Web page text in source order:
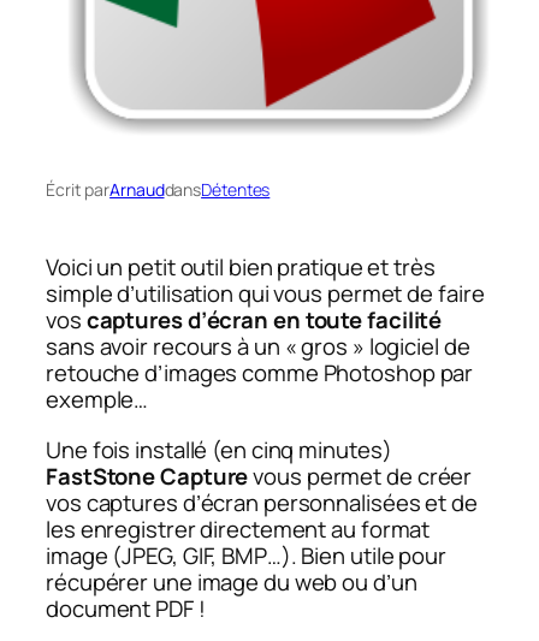
Écrit parArnauddansDétentes
Voici un petit outil bien pratique et très
simple d’utilisation qui vous permet de faire
voscaptures d’écran en toute facilité
sans avoir recours à un « gros » logiciel de
retouche d’images comme Photoshop par
exemple…
Une fois installé (en cinq minutes)
FastStone Capturevous permet de créer
vos captures d’écran personnalisées et de
les enregistrer directement au format
image (JPEG, GIF, BMP…). Bien utile pour
récupérer une image du web ou d’un
document PDF !